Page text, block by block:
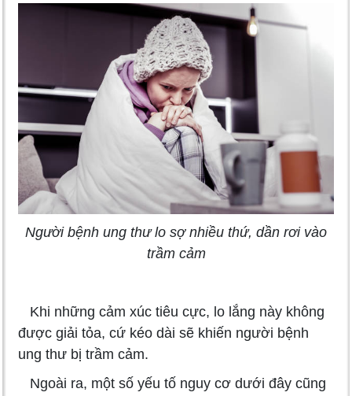
Người bệnh ung thư lo sợ nhiều thứ, dần rơi vào
trầm cảm
Khi những cảm xúc tiêu cực, lo lắng này không
được giải tỏa, cứ kéo dài sẽ khiến người bệnh
ung thư bị trầm cảm.
Ngoài ra, một số yếu tố nguy cơ dưới đây cũng